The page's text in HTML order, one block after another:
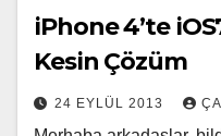
iPhone 4’te
Kesin Çözüm
24 EYLÜL 2013